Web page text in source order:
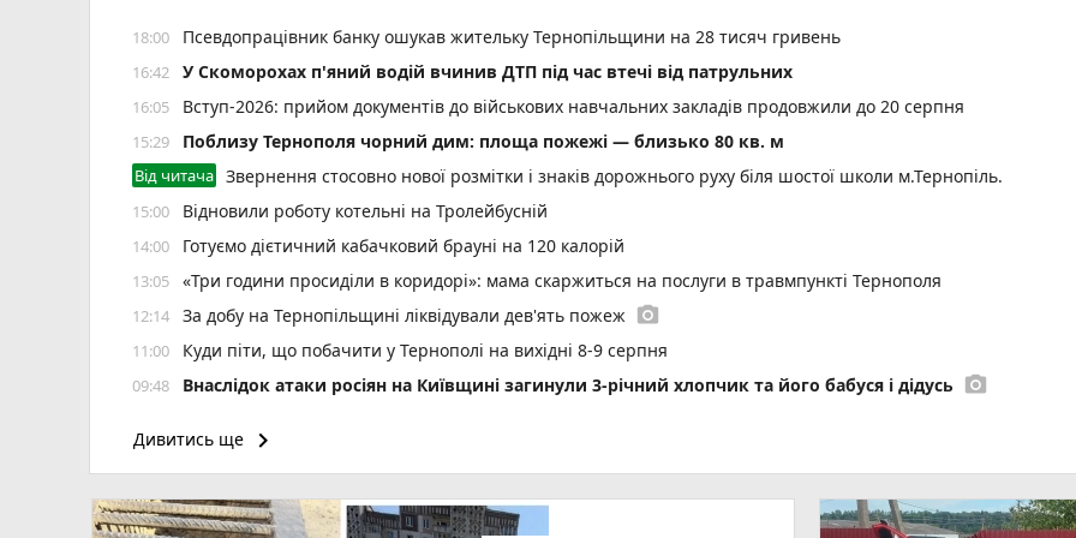
18:00 Псевдопрацівник банку ошукав жительку Тернопільщини на 28 тисяч гривень
16:42 У Скоморохах п'яний водій вчинив ДТП під час втечі від патрульних
16:05 Вступ-2026: прийом документів до військових навчальних закладів продовжили до 20 серпня
15:29 Поблизу Тернополя чорний дим: площа пожежі — близько 80 кв. м
Від читача Звернення стосовно нової розмітки і знаків дорожнього руху біля шостої школи м.Тернопіль.
15:00 Відновили роботу котельні на Тролейбусній
14:00 Готуємо дієтичний кабачковий брауні на 120 калорій
13:05 «Три години просиділи в коридорі»: мама скаржиться на послуги в травмпункті Тернополя
12:14 За добу на Тернопільщині ліквідували дев'ять пожеж photo_camera
11:00 Куди піти, що побачити у Тернополі на вихідні 8-9 серпня
09:48 Внаслідок атаки росіян на Київщині загинули 3-річний хлопчик та його бабуся і дідусь photo_camera
22:00 Подарував життя після смерті: в Охматдиті коридором пошани провели маленького донора
20:00 Від рюкзака до ручки: у скільки обійдеться підготовка школяра до нового навчального року play_circle_filled
Дивитись ще keyboard_arrow_right